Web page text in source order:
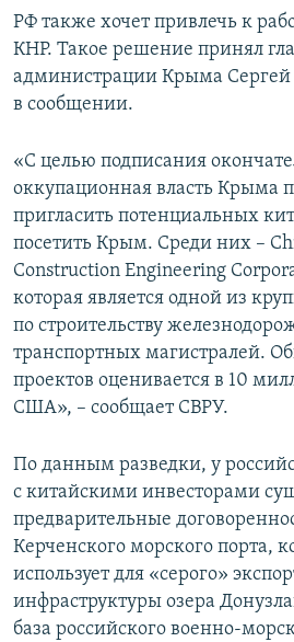
РФ также хочет привлечь к
КНР. Такое решение принял
администрации Крыма Сергей
в сообщении.
«С целью подписания
оккупационная власть Крыма
пригласить потенциальных
посетить Крым. Среди них –
Construction Engineering
которая является одной из
по строительству
транспортных магистралей.
проектов оценивается в 10
США», – сообщает СВРУ.
По данным разведки, у
с китайскими инвесторами
предварительные
Керченского морского порта,
использует для «серого»
инфраструктуры озера
база российского военно-